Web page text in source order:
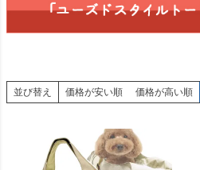
並び替え 価格が安い順 価格が高い順